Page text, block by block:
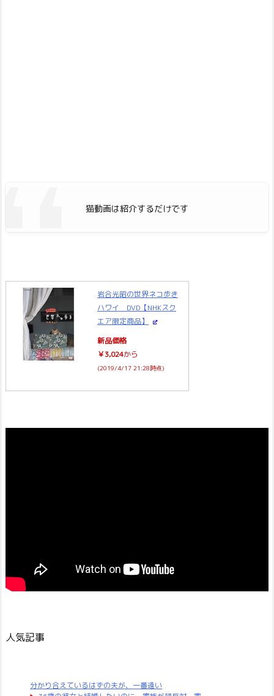
猫動画は紹介するだけです
岩合光昭の世界ネコ歩き
ハワイ DVD【NHKスク
エア限定商品】
新品価格
￥3,024から
(2019/4/17 21:28時点)
人気記事
分かり合えているはずの夫が、一番遠い